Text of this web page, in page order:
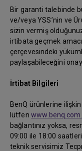
Bir garanti talebinde
ve/veya YSS’nin ve
sizin vermiş
irtibata geçmek
çerçevesindeki
paylaşabileceğini
İrtibat Bilgileri
BenQ ürünlerine
lütfen
bağlantınız yoksa,
09:00 ile 18:00
teknik servisimiz